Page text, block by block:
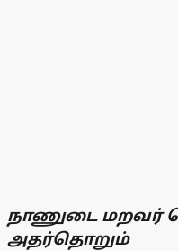
நாணுடை மறவர்
அதர்தொறும்